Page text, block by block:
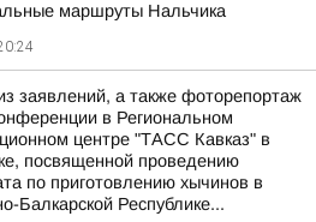
маршруты Нальчика
заявлений, а также фоторепортаж
в Региональном
центре "ТАСС Кавказ" в
посвященной проведению
по приготовлению хычинов в
Балкарской Республике...